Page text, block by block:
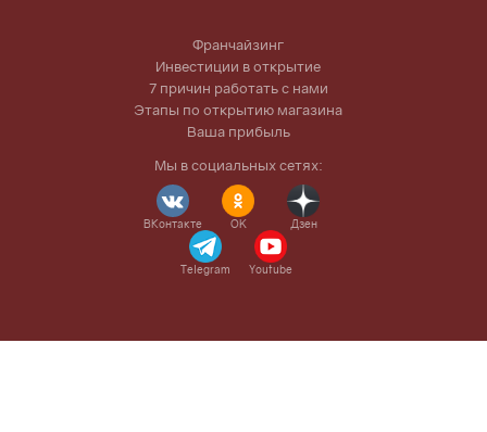
Франчайзинг
Инвестиции в открытие
7 причин работать с нами
Этапы по открытию магазина
Ваша прибыль
Мы в социальных сетях:
ВКонтакте OK Дзен
Telegram Youtube